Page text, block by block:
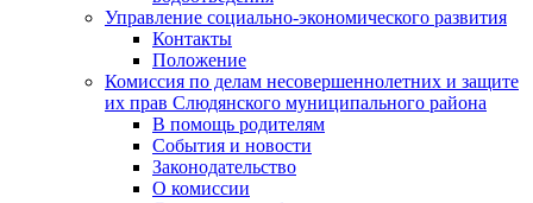
Управление социально-экономического развития
Контакты
Положение
Комиссия по делам несовершеннолетних и защите
их прав Слюдянского муниципального района
В помощь родителям
События и новости
Законодательство
О комиссии